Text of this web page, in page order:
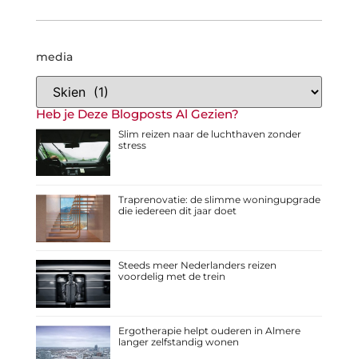
media
Heb je Deze Blogposts Al Gezien?
Slim reizen naar de luchthaven zonder
stress
Traprenovatie: de slimme woningupgrade
die iedereen dit jaar doet
Steeds meer Nederlanders reizen
voordelig met de trein
Ergotherapie helpt ouderen in Almere
langer zelfstandig wonen